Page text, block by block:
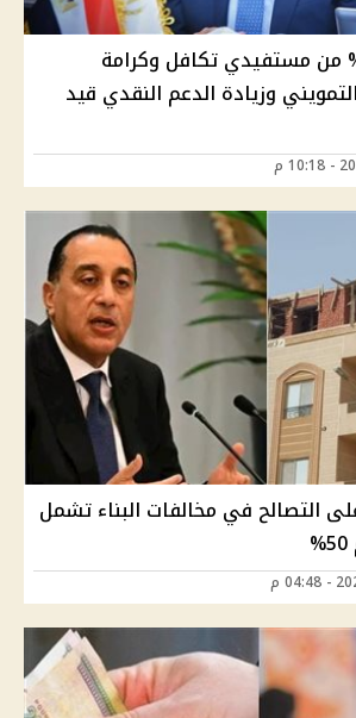
التموين: 83% من مستفيدي تكافل وكرامة
وزيادة الدعم النقدي قيد
التصالح في مخالفات البناء تشمل